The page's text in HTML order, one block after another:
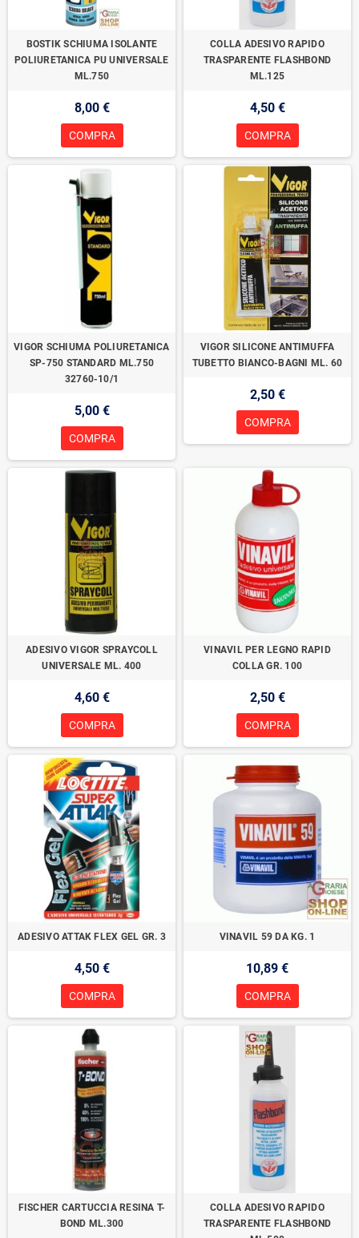
BOSTIK SCHIUMA ISOLANTE
POLIURETANICA PU UNIVERSALE
ML.750
8,00 €
COMPRA
COLLA ADESIVO RAPIDO
TRASPARENTE FLASHBOND
ML.125
4,50 €
COMPRA
VIGOR SCHIUMA POLIURETANICA
SP-750 STANDARD ML.750
32760-10/1
5,00 €
COMPRA
VIGOR SILICONE ANTIMUFFA
TUBETTO BIANCO-BAGNI ML. 60
2,50 €
COMPRA
ADESIVO VIGOR SPRAYCOLL
UNIVERSALE ML. 400
4,60 €
COMPRA
VINAVIL PER LEGNO RAPID
COLLA GR. 100
2,50 €
COMPRA
ADESIVO ATTAK FLEX GEL GR. 3
4,50 €
COMPRA
VINAVIL 59 DA KG. 1
10,89 €
COMPRA
FISCHER CARTUCCIA RESINA T-
BOND ML.300
COLLA ADESIVO RAPIDO
TRASPARENTE FLASHBOND